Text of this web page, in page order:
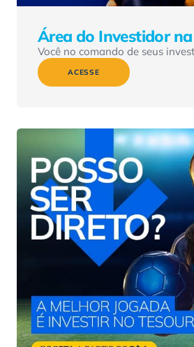
Área do Investidor
Você no comando de seus
ACESSE